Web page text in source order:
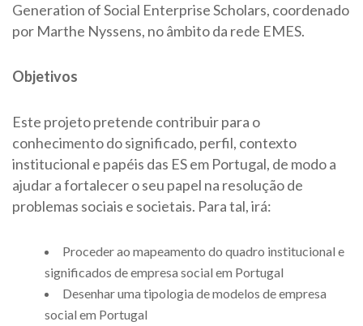
Generation of Social Enterprise Scholars, coordenado
por Marthe Nyssens, no âmbito da rede EMES.
Objetivos
Este projeto pretende contribuir para o
conhecimento do significado, perfil, contexto
institucional e papéis das ES em Portugal, de modo a
ajudar a fortalecer o seu papel na resolução de
problemas sociais e societais. Para tal, irá:
Proceder ao mapeamento do quadro institucional e
significados de empresa social em Portugal
Desenhar uma tipologia de modelos de empresa
social em Portugal